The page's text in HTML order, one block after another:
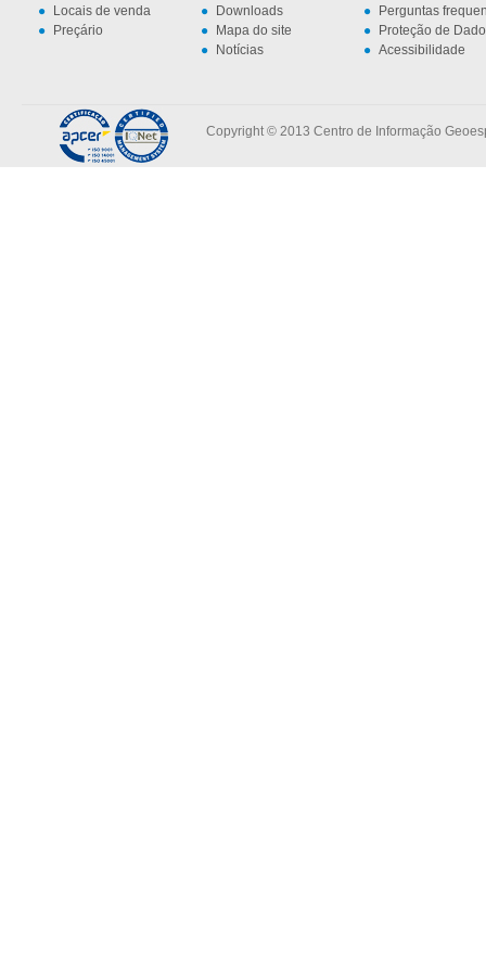
Locais de venda
Preçário
Downloads
Mapa do site
Notícias
Perguntas
Proteção de
Acessibilidade
Copyright © 2013 Centro de Informação